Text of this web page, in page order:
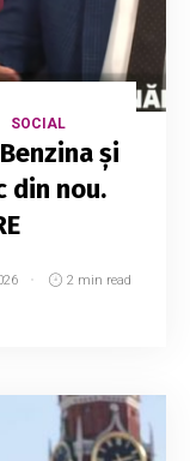
SOCIAL
și
din nou.
2 min read